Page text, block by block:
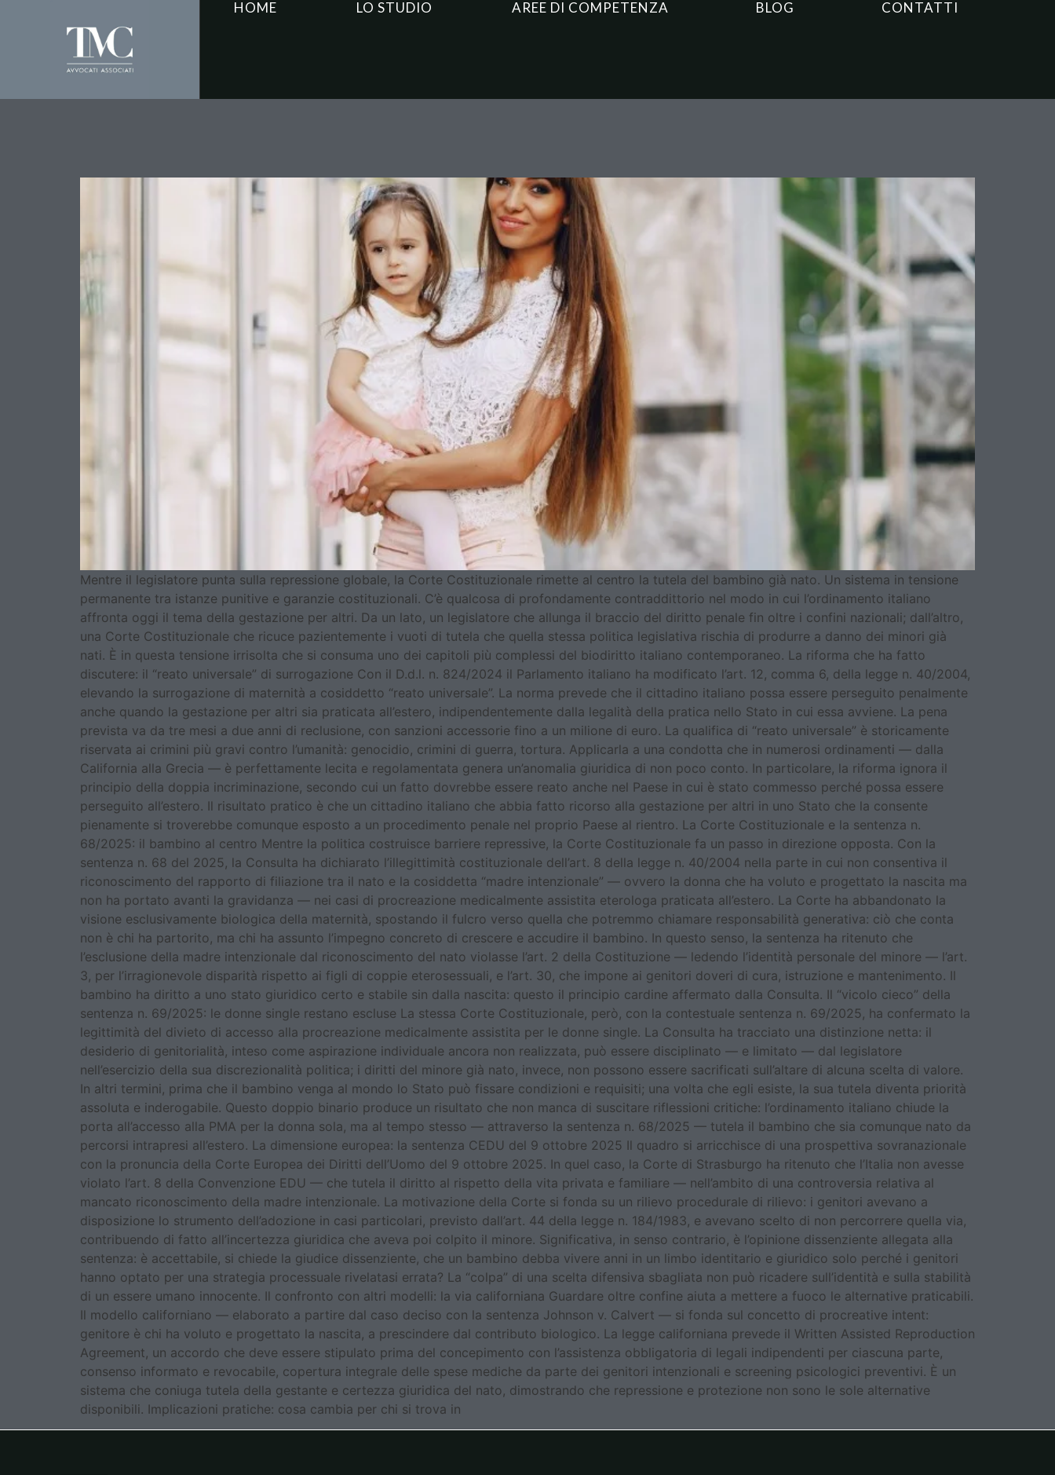
HOME LO STUDIO AREE DI COMPETENZA BLOG CONTATTI
Mentre il legislatore punta sulla repressione globale, la Corte Costituzionale rimette al centro la tutela del bambino già nato. Un sistema in tensione
permanente tra istanze punitive e garanzie costituzionali. C’è qualcosa di profondamente contraddittorio nel modo in cui l’ordinamento italiano
affronta oggi il tema della gestazione per altri. Da un lato, un legislatore che allunga il braccio del diritto penale fin oltre i confini nazionali; dall’altro,
una Corte Costituzionale che ricuce pazientemente i vuoti di tutela che quella stessa politica legislativa rischia di produrre a danno dei minori già
nati. È in questa tensione irrisolta che si consuma uno dei capitoli più complessi del biodiritto italiano contemporaneo. La riforma che ha fatto
discutere: il “reato universale” di surrogazione Con il D.d.l. n. 824/2024 il Parlamento italiano ha modificato l’art. 12, comma 6, della legge n. 40/2004,
elevando la surrogazione di maternità a cosiddetto “reato universale”. La norma prevede che il cittadino italiano possa essere perseguito penalmente
anche quando la gestazione per altri sia praticata all’estero, indipendentemente dalla legalità della pratica nello Stato in cui essa avviene. La pena
prevista va da tre mesi a due anni di reclusione, con sanzioni accessorie fino a un milione di euro. La qualifica di “reato universale” è storicamente
riservata ai crimini più gravi contro l’umanità: genocidio, crimini di guerra, tortura. Applicarla a una condotta che in numerosi ordinamenti — dalla
California alla Grecia — è perfettamente lecita e regolamentata genera un’anomalia giuridica di non poco conto. In particolare, la riforma ignora il
principio della doppia incriminazione, secondo cui un fatto dovrebbe essere reato anche nel Paese in cui è stato commesso perché possa essere
perseguito all’estero. Il risultato pratico è che un cittadino italiano che abbia fatto ricorso alla gestazione per altri in uno Stato che la consente
pienamente si troverebbe comunque esposto a un procedimento penale nel proprio Paese al rientro. La Corte Costituzionale e la sentenza n.
68/2025: il bambino al centro Mentre la politica costruisce barriere repressive, la Corte Costituzionale fa un passo in direzione opposta. Con la
sentenza n. 68 del 2025, la Consulta ha dichiarato l’illegittimità costituzionale dell’art. 8 della legge n. 40/2004 nella parte in cui non consentiva il
riconoscimento del rapporto di filiazione tra il nato e la cosiddetta “madre intenzionale” — ovvero la donna che ha voluto e progettato la nascita ma
non ha portato avanti la gravidanza — nei casi di procreazione medicalmente assistita eterologa praticata all’estero. La Corte ha abbandonato la
visione esclusivamente biologica della maternità, spostando il fulcro verso quella che potremmo chiamare responsabilità generativa: ciò che conta
non è chi ha partorito, ma chi ha assunto l’impegno concreto di crescere e accudire il bambino. In questo senso, la sentenza ha ritenuto che
l’esclusione della madre intenzionale dal riconoscimento del nato violasse l’art. 2 della Costituzione — ledendo l’identità personale del minore — l’art.
3, per l’irragionevole disparità rispetto ai figli di coppie eterosessuali, e l’art. 30, che impone ai genitori doveri di cura, istruzione e mantenimento. Il
bambino ha diritto a uno stato giuridico certo e stabile sin dalla nascita: questo il principio cardine affermato dalla Consulta. Il “vicolo cieco” della
sentenza n. 69/2025: le donne single restano escluse La stessa Corte Costituzionale, però, con la contestuale sentenza n. 69/2025, ha confermato la
legittimità del divieto di accesso alla procreazione medicalmente assistita per le donne single. La Consulta ha tracciato una distinzione netta: il
desiderio di genitorialità, inteso come aspirazione individuale ancora non realizzata, può essere disciplinato — e limitato — dal legislatore
nell’esercizio della sua discrezionalità politica; i diritti del minore già nato, invece, non possono essere sacrificati sull’altare di alcuna scelta di valore.
In altri termini, prima che il bambino venga al mondo lo Stato può fissare condizioni e requisiti; una volta che egli esiste, la sua tutela diventa priorità
assoluta e inderogabile. Questo doppio binario produce un risultato che non manca di suscitare riflessioni critiche: l’ordinamento italiano chiude la
porta all’accesso alla PMA per la donna sola, ma al tempo stesso — attraverso la sentenza n. 68/2025 — tutela il bambino che sia comunque nato da
percorsi intrapresi all’estero. La dimensione europea: la sentenza CEDU del 9 ottobre 2025 Il quadro si arricchisce di una prospettiva sovranazionale
con la pronuncia della Corte Europea dei Diritti dell’Uomo del 9 ottobre 2025. In quel caso, la Corte di Strasburgo ha ritenuto che l’Italia non avesse
violato l’art. 8 della Convenzione EDU — che tutela il diritto al rispetto della vita privata e familiare — nell’ambito di una controversia relativa al
mancato riconoscimento della madre intenzionale. La motivazione della Corte si fonda su un rilievo procedurale di rilievo: i genitori avevano a
disposizione lo strumento dell’adozione in casi particolari, previsto dall’art. 44 della legge n. 184/1983, e avevano scelto di non percorrere quella via,
contribuendo di fatto all’incertezza giuridica che aveva poi colpito il minore. Significativa, in senso contrario, è l’opinione dissenziente allegata alla
sentenza: è accettabile, si chiede la giudice dissenziente, che un bambino debba vivere anni in un limbo identitario e giuridico solo perché i genitori
hanno optato per una strategia processuale rivelatasi errata? La “colpa” di una scelta difensiva sbagliata non può ricadere sull’identità e sulla stabilità
di un essere umano innocente. Il confronto con altri modelli: la via californiana Guardare oltre confine aiuta a mettere a fuoco le alternative praticabili.
Il modello californiano — elaborato a partire dal caso deciso con la sentenza Johnson v. Calvert — si fonda sul concetto di procreative intent:
genitore è chi ha voluto e progettato la nascita, a prescindere dal contributo biologico. La legge californiana prevede il Written Assisted Reproduction
Agreement, un accordo che deve essere stipulato prima del concepimento con l’assistenza obbligatoria di legali indipendenti per ciascuna parte,
consenso informato e revocabile, copertura integrale delle spese mediche da parte dei genitori intenzionali e screening psicologici preventivi. È un
sistema che coniuga tutela della gestante e certezza giuridica del nato, dimostrando che repressione e protezione non sono le sole alternative
disponibili. Implicazioni pratiche: cosa cambia per chi si trova in